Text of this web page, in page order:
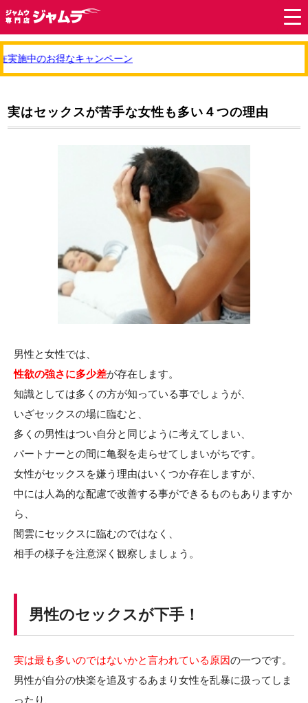
施中のお得なキャンペーン
実はセックスが苦手な女性も多い４つの理由
男性と女性では、
性欲の強さに多少差が存在します。
知識としては多くの方が知っている事でしょうが、
いざセックスの場に臨むと、
多くの男性はつい自分と同じように考えてしまい、
パートナーとの間に亀裂を走らせてしまいがちです。
女性がセックスを嫌う理由はいくつか存在しますが、
中には人為的な配慮で改善する事ができるものもありますか
ら、
闇雲にセックスに臨むのではなく、
相手の様子を注意深く観察しましょう。
男性のセックスが下手！
実は最も多いのではないかと言われている原因の一つです。
男性が自分の快楽を追及するあまり女性を乱暴に扱ってしま
ったり、